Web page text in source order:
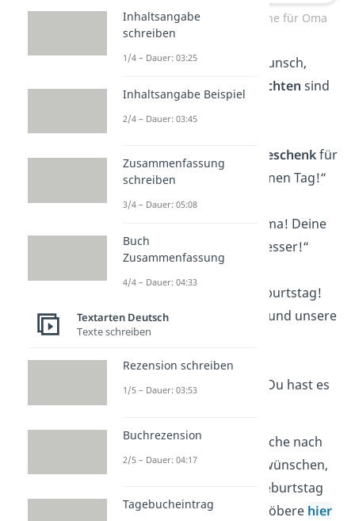
Kurze Geburtstagssprüche für Oma
„Herzlichen Glückwunsch,
Oma! Deine
Geschichten sind
„Oma, du bist ein Geschenkfür
uns alle! Genieß deinen Tag!“
„Happy Birthday, Oma! Deine
macht alles besser!“
„Alles Gute zum Geburtstag!
Du bist unser
und unsere
Freude
„Oma, feier schön! Du hast es
Tipp:Du bist auf der Suche nach
weiteren kurzen Glückwünschen,
um deiner Oma zum Geburtstag
zu gratulieren? Dann stöbere hier
Inhaltsangabe
schreiben
1/4 – Dauer: 03:25
Inhaltsangabe Beispiel
2/4 – Dauer: 03:45
Zusammenfassung
schreiben
3/4 – Dauer: 05:08
Buch
Zusammenfassung
4/4 – Dauer: 04:33
Textarten Deutsch
Texte schreiben
Rezension schreiben
1/5 – Dauer: 03:53
Buchrezension
2/5 – Dauer: 04:17
Tagebucheintrag